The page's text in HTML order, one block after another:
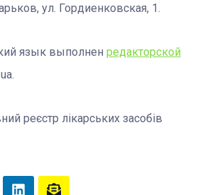
ул. Гордиенковская, 1.
язык выполнен редакторской
реєстр лікарських засобів